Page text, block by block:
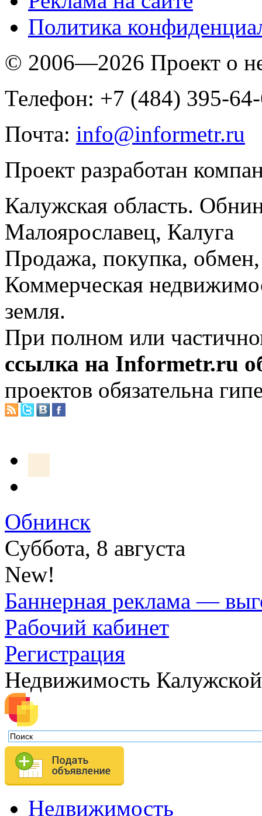
Политика
© 2006—2026 Проект о
Телефон: +7 (484) 395-
Почта: info@informetr.ru
Проект разработан
Калужская область.
Малоярославец, Калуга
Продажа, покупка, обмен,
Коммерческая
земля.
При полном или
ссылка на Informetr.ru
проектов обязательна
Обнинск
Суббота, 8 августа
New!
Баннерная реклама —
Рабочий кабинет
Регистрация
Недвижимость
Недвижимость